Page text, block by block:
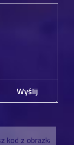
Wyślij